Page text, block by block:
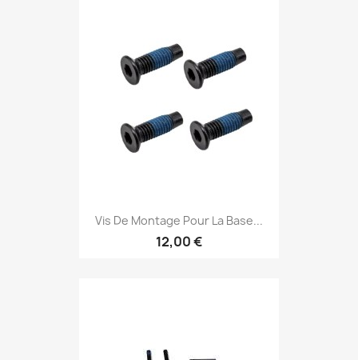
Vis De Montage Pour La Base...
12,00 €